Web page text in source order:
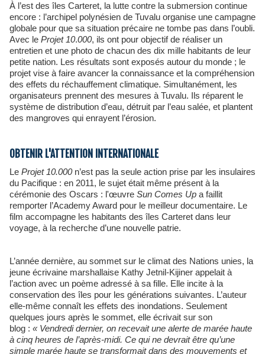
À l’est des îles Carteret, la lutte contre la submersion continue
encore : l’archipel polynésien de Tuvalu organise une campagne
globale pour que sa situation précaire ne tombe pas dans l’oubli.
Avec le Projet 10.000, ils ont pour objectif de réaliser un
entretien et une photo de chacun des dix mille habitants de leur
petite nation. Les résultats sont exposés autour du monde ; le
projet vise à faire avancer la connaissance et la compréhension
des effets du réchauffement climatique. Simultanément, les
organisateurs prennent des mesures à Tuvalu. Ils réparent le
système de distribution d’eau, détruit par l’eau salée, et plantent
des mangroves qui enrayent l’érosion.
OBTENIR L'ATTENTION INTERNATIONALE
Le Projet 10.000n’est pas la seule action prise par les insulaires
du Pacifique : en 2011, le sujet était même présent à la
cérémonie des Oscars : l'œuvre Sun Comes Up a faillit
remporter l’Academy Award pour le meilleur documentaire. Le
film accompagne les habitants des îles Carteret dans leur
voyage, à la recherche d’une nouvelle patrie.
L’année dernière, au sommet sur le climat des Nations unies, la
jeune écrivaine marshallaise Kathy Jetnil-Kijiner appelait à
l’action avec un poème adressé à sa fille. Elle incite à la
conservation des îles pour les générations suivantes. L’auteur
elle-même connaît les effets des inondations. Seulement
quelques jours après le sommet, elle écrivait sur son
blog : « Vendredi dernier, on recevait une alerte de marée haute
à cinq heures de l’après-midi. Ce qui ne devrait être qu’une
simple marée haute se transformait dans des mouvements et